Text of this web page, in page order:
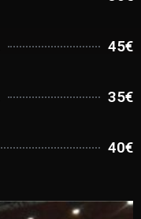
45€
35€
40€